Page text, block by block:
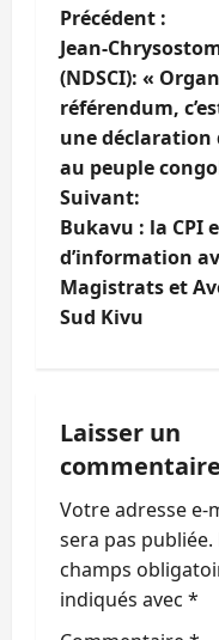
N
a
v
i
g
a
t
o
n
d
’
a
Précédent :
Jean-
(NDSCI): «
référendum,
une déclaration
au peuple
Suivant:
Bukavu : la CPI
d’information
Magistrats et
Sud Kivu
Laisser un
commentaire
Votre adresse e-
sera pas publiée.
champs
indiqués avec *